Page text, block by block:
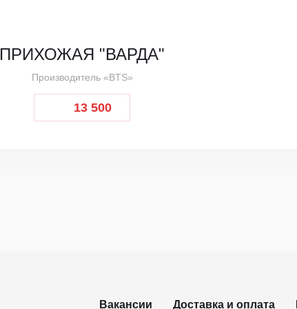
ПРИХОЖАЯ "ВАРДА"
Производитель «BTS»
13 500
Вакансии Доставка и оплата